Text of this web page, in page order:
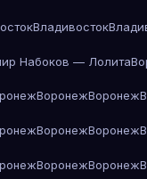
Владивосток
Набоков — Лолита
ВоронежВоронеж
ВоронежВоронеж
ВоронежВоронеж